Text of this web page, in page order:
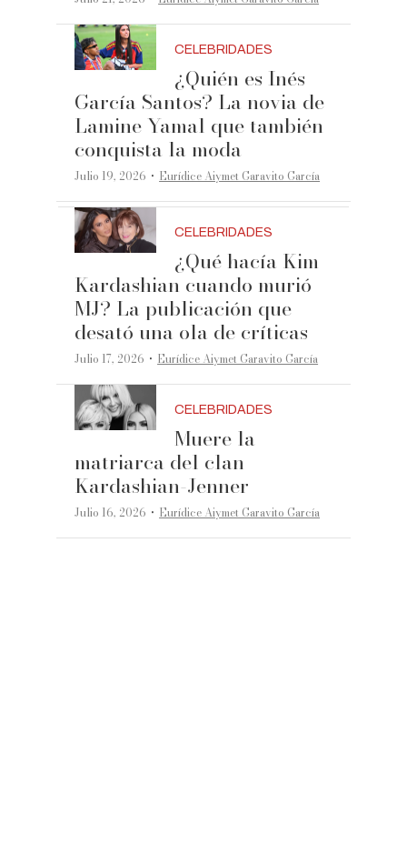
CELEBRIDADES
¿Quién es Inés
García Santos? La novia de
Lamine Yamal que también
conquista la moda
Julio 19, 2026 ·Eurídice Aiymet Garavito García
CELEBRIDADES
¿Qué hacía Kim
Kardashian cuando murió
MJ? La publicación que
desató una ola de críticas
Julio 17, 2026 ·Eurídice Aiymet Garavito García
CELEBRIDADES
Muere la
matriarca del clan
Kardashian-Jenner
Julio 16, 2026 ·Eurídice Aiymet Garavito García